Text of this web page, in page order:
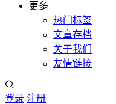
更多
热门标签
文章存档
关于我们
友情链接
登录 注册